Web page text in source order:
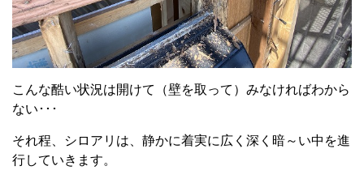
こんな酷い状況は開けて（壁を取って）みなければわから
ない･･･
それ程、シロアリは、静かに着実に広く深く暗～い中を進
行していきます。